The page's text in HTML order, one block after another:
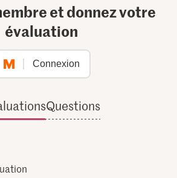
et donnez votre
évaluation
Connexion
Questions